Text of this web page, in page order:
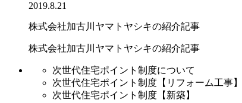
2019.8.21
株式会社加古川ヤマトヤシキの紹介記事
株式会社加古川ヤマトヤシキの紹介記事
次世代住宅ポイント制度について
次世代住宅ポイント制度【リフォーム工事】
次世代住宅ポイント制度【新築】